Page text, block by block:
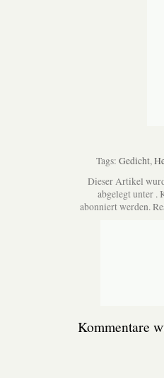
Tags: Gedicht,
Dieser Artikel
abgelegt unter .
abonniert werden.
Kommentare